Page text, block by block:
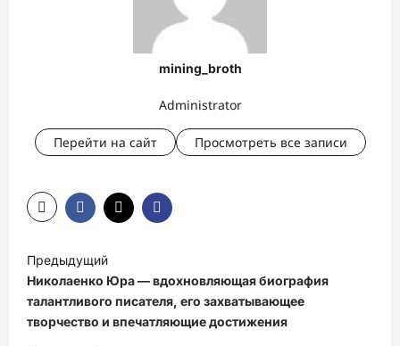
mining_broth
Administrator
Перейти на сайт Просмотреть все записи
а
в
и
Предыдущий
Николаенко Юра — вдохновляющая биография
талантливого писателя, его захватывающее
творчество и впечатляющие достижения